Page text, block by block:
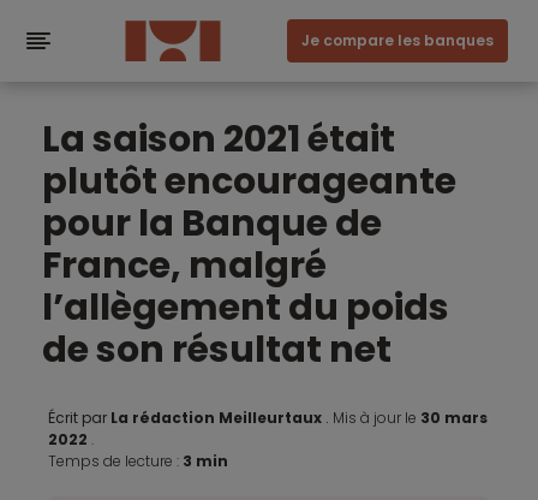
Je compare les banques
La saison 2021 était
plutôt encourageante
pour la Banque de
France, malgré
l’allègement du poids
de son résultat net
Écrit par La rédaction Meilleurtaux . Mis à jour le 30 mars
2022 .
Temps de lecture : 3 min